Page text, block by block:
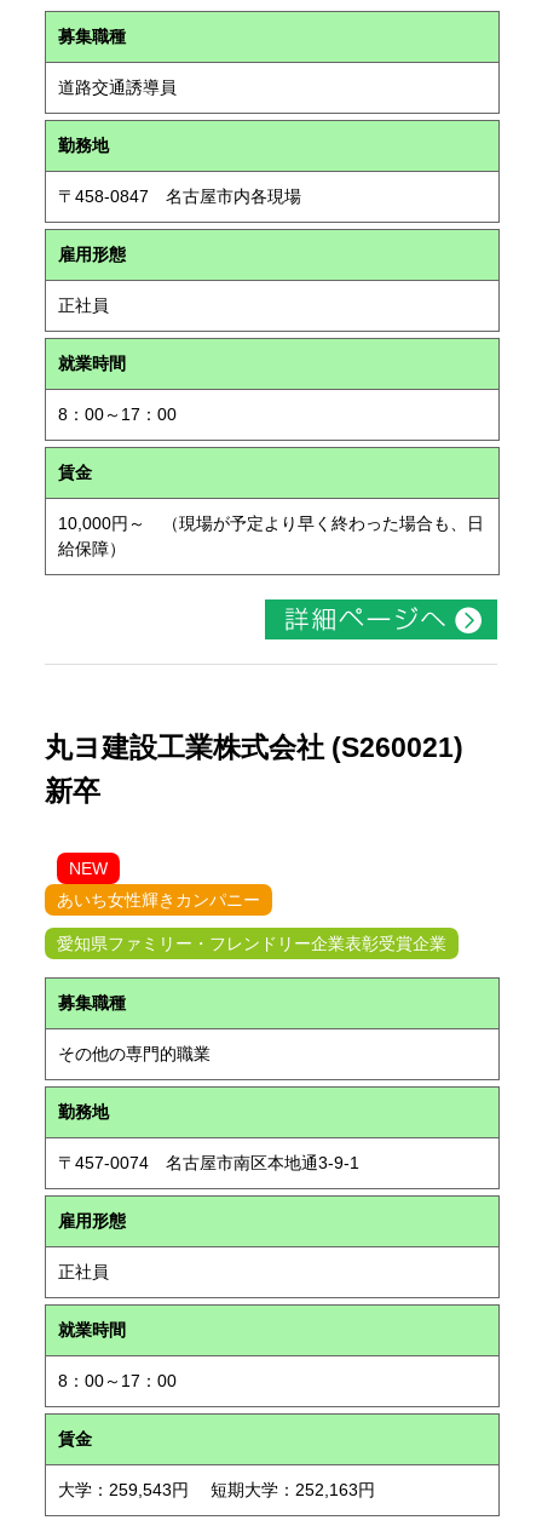
募集職種
道路交通誘導員
勤務地
〒458-0847 名古屋市内各現場
雇用形態
正社員
就業時間
8：00～17：00
賃金
10,000円～ （現場が予定より早く終わった場合も、日
給保障）
丸ヨ建設工業株式会社 (S260021)
新卒
NEW
あいち女性輝きカンパニー
愛知県ファミリー・フレンドリー企業表彰受賞企業
募集職種
その他の専門的職業
勤務地
〒457-0074 名古屋市南区本地通3-9-1
雇用形態
正社員
就業時間
8：00～17：00
賃金
大学：259,543円 短期大学：252,163円